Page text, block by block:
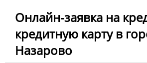
Онлайн-заявка на
кредитную карту в
Назарово